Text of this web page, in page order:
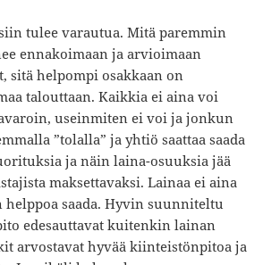
tulee varautua. Mitä paremmin
ennakoimaan ja arvioimaan
sitä helpompi osakkaan on
talouttaan. Kaikkia ei aina voi
useinmiten ei voi ja jonkun
”tolalla” ja yhtiö saattaa saada
ja näin laina-osuuksia jää
maksettavaksi. Lainaa ei aina
helppoa saada. Hyvin suunniteltu
edesauttavat kuitenkin lainan
arvostavat hyvää kiinteistönpitoa ja